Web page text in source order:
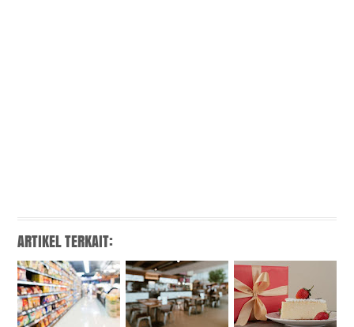
ARTIKEL TERKAIT: